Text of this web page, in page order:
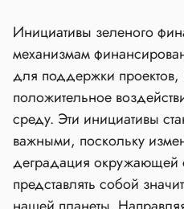
Инициативы зеленого
механизмам
для поддержки проектов,
положительное
среду. Эти инициативы
важными, поскольку
деградация
представлять собой